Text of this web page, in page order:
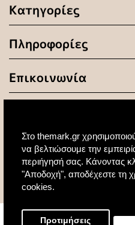
Στο themark.gr
να βελτιώσουμε την
περιήγησή σας. Κάνοντας
"Αποδοχή", αποδέχεστε τη
cookies.
Προτιμήσεις
Κατηγορίες
Πληροφορίες
Επικοινωνία
© 2020 All Rights